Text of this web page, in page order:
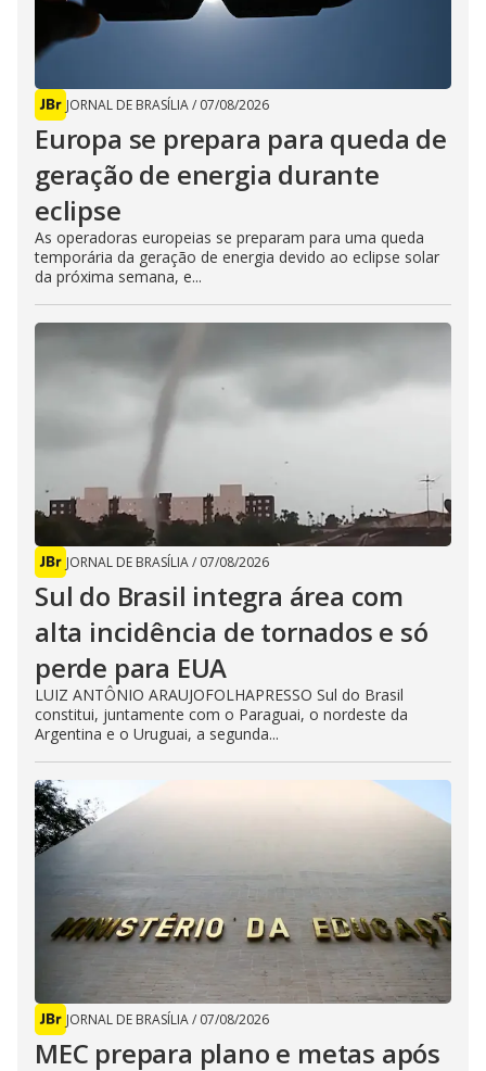
JORNAL DE BRASÍLIA/ 07/08/2026
Europa se prepara para queda de
geração de energia durante
eclipse
As operadoras europeias se preparam para uma queda
temporária da geração de energia devido ao eclipse solar
da próxima semana, e...
JORNAL DE BRASÍLIA/ 07/08/2026
Sul do Brasil integra área com
alta incidência de tornados e só
perde para EUA
LUIZ ANTÔNIO ARAUJOFOLHAPRESSO Sul do Brasil
constitui, juntamente com o Paraguai, o nordeste da
Argentina e o Uruguai, a segunda...
JORNAL DE BRASÍLIA/ 07/08/2026
MEC prepara plano e metas após